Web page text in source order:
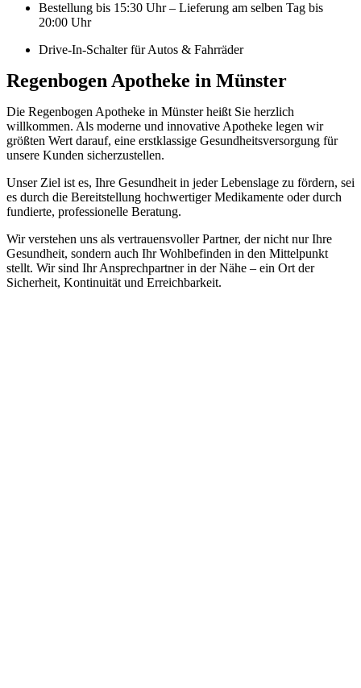
Bestellung bis 15:30 Uhr – Lieferung am selben Tag bis
20:00 Uhr
Drive-In-Schalter für Autos & Fahrräder
Regenbogen Apotheke in Münster
Die Regenbogen Apotheke in Münster heißt Sie herzlich
willkommen. Als moderne und innovative Apotheke legen wir
größten Wert darauf, eine erstklassige Gesundheitsversorgung für
unsere Kunden sicherzustellen.
Unser Ziel ist es, Ihre Gesundheit in jeder Lebenslage zu fördern, sei
es durch die Bereitstellung hochwertiger Medikamente oder durch
fundierte, professionelle Beratung.
Wir verstehen uns als vertrauensvoller Partner, der nicht nur Ihre
Gesundheit, sondern auch Ihr Wohlbefinden in den Mittelpunkt
stellt. Wir sind Ihr Ansprechpartner in der Nähe – ein Ort der
Sicherheit, Kontinuität und Erreichbarkeit.